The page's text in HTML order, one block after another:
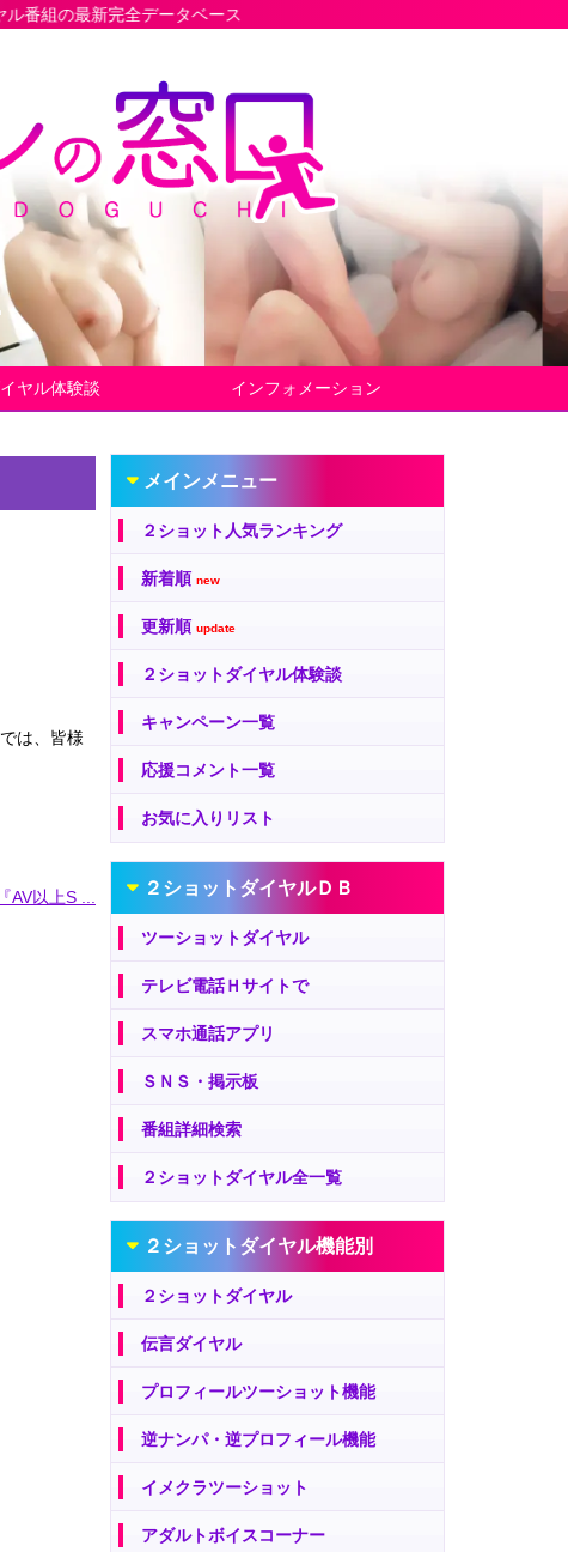
全データベース
ヤル体験談 インフォメーション
は、皆様
AV以上S ...
メインメニュー
２ショット人気ランキング
新着順 new
更新順 update
２ショットダイヤル体験談
キャンペーン一覧
応援コメント一覧
お気に入りリスト
２ショットダイヤルＤＢ
ツーショットダイヤル
テレビ電話Ｈサイトで
スマホ通話アプリ
ＳＮＳ・掲示板
番組詳細検索
２ショットダイヤル全一覧
２ショットダイヤル機能別
２ショットダイヤル
伝言ダイヤル
プロフィールツーショット機能
逆ナンパ・逆プロフィール機能
イメクラツーショット
アダルトボイスコーナー